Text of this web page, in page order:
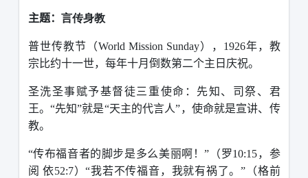
主题： 言传身教
普世传教节（World Mission Sunday）， 1926年，教
宗比约十一世，每年十月倒数第二个主日庆祝。
圣洗圣事赋予基督徒三重使命：先知、司祭、君
王。“先知”就是“天主的代言人”，使命就是宣讲、传
教。
“传布福音者的脚步是多么美丽啊！”（罗10:15，参
阅 依52:7）“我若不传福音，我就有祸了。”（格前